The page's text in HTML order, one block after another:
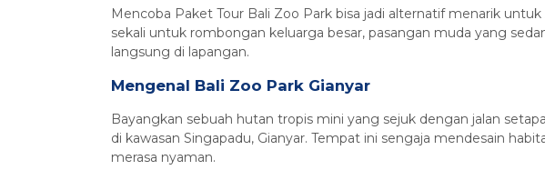
Mencoba Paket Tour Bali Zoo Park bisa jadi alternatif menarik
sekali untuk rombongan keluarga besar, pasangan muda yang
langsung di lapangan.
Mengenal Bali Zoo Park Gianyar
Bayangkan sebuah hutan tropis mini yang sejuk dengan jalan
di kawasan Singapadu, Gianyar. Tempat ini sengaja mendesain
merasa nyaman.